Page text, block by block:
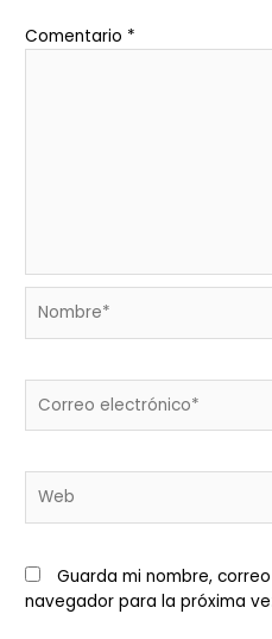
Comentario *
electrónico*
Guarda mi nombre,
navegador para la próxima